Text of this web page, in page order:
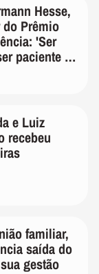
Hesse,
Prêmio
'Ser
paciente é
e Luiz
recebeu
familiar,
saída do
gestão